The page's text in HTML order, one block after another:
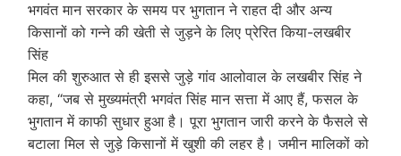
भगवंत मान सरकार के समय पर भुगतान ने राहत दी और अन्य
किसानों को गन्ने की खेती से जुड़ने के लिए प्रेरित किया-लखबीर
सिंह
मिल की शुरुआत से ही इससे जुड़े गांव आलोवाल के लखबीर सिंह ने
कहा, “जब से मुख्यमंत्री भगवंत सिंह मान सत्ता में आए हैं, फसल के
भुगतान में काफी सुधार हुआ है। पूरा भुगतान जारी करने के फैसले से
बटाला मिल से जुड़े किसानों में खुशी की लहर है। जमीन मालिकों को